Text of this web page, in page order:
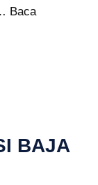
Baca
BAJA